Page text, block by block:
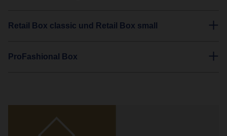
Retail Box classic und Retail Box small
ProFashional Box